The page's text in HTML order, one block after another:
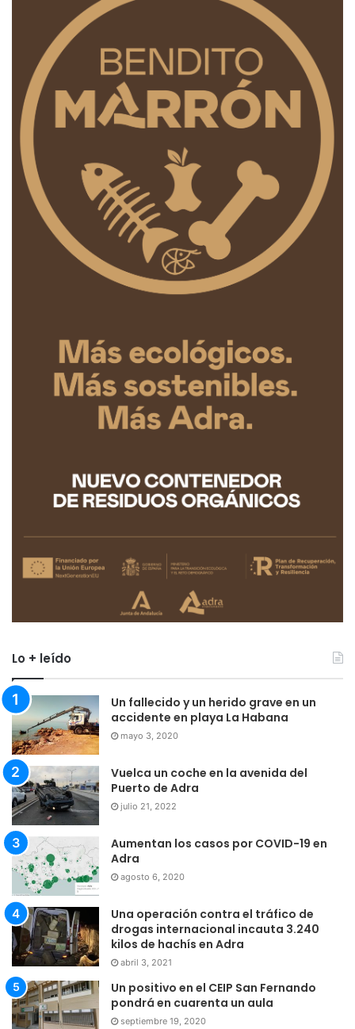
Lo + leído
Un fallecido y un herido grave en un
accidente en playa La Habana
mayo 3, 2020
Vuelca un coche en la avenida del
Puerto de Adra
julio 21, 2022
Aumentan los casos por COVID-19 en
Adra
agosto 6, 2020
Una operación contra el tráfico de
drogas internacional incauta 3.240
kilos de hachís en Adra
abril 3, 2021
Un positivo en el CEIP San Fernando
pondrá en cuarenta un aula
septiembre 19, 2020